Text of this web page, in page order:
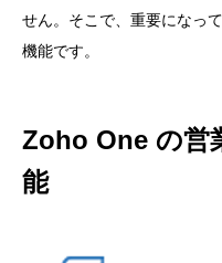
せん。そこで、重要になっ
機能です。
Zoho One の営
能